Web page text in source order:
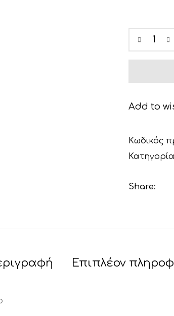
Add to
Κωδικός
Share:
Επιπλέον